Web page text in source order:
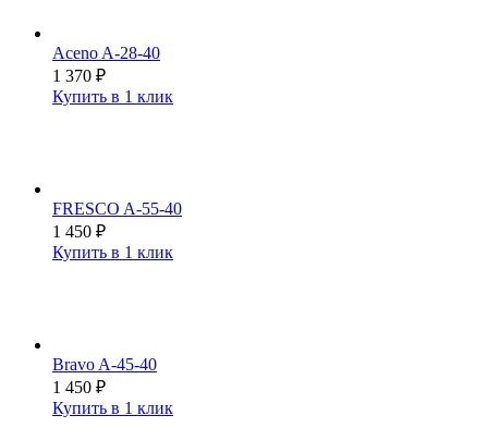
Aceno A-28-40
1 370 ₽
Купить в 1 клик
FRESCO A-55-40
1 450 ₽
Купить в 1 клик
Bravo A-45-40
1 450 ₽
Купить в 1 клик